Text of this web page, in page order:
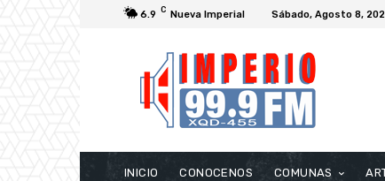
6.9 C Nueva Imperial Sábado, Agosto 8,
INICIO CONOCENOS COMUNAS